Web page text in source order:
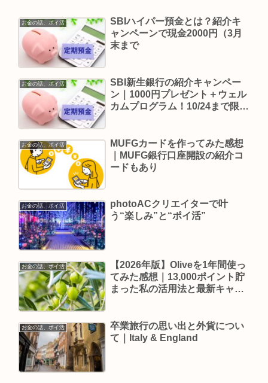
お金の話、ポイ活
SBIハイパー預金とは？紹介キ
ャンペーンで現金2000円（3月
末まで
お金の話、ポイ活
SBI新生銀行の紹介キャンペー
ン｜1000円プレゼント＋ウェル
カムプログラム！10/24まで限定
お金の話、ポイ活
MUFGカードを作ってみた感想
｜MUFG銀行口座開設の紹介コ
ードもあり
お金の話、ポイ活
photoACクリエイターで叶
う“楽しみ”と“ポイ活”
お金の話、ポイ活
【2026年版】Oliveを1年間使っ
てみた感想｜13,000ポイント貯
まった私の活用法と最新キャン
お金の話、ポイ活
卒業旅行の思い出と外貨につい
て｜Italy & England